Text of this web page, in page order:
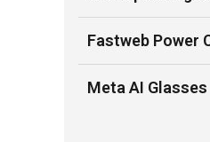
Fastweb Power
Meta AI Glasses